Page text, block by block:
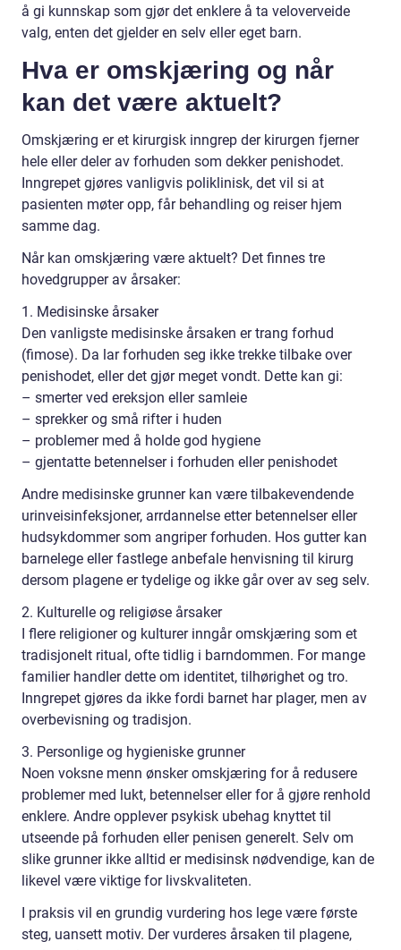
å gi kunnskap som gjør det enklere å ta veloverveide
valg, enten det gjelder en selv eller eget barn.
Hva er omskjæring og når
kan det være aktuelt?
Omskjæring er et kirurgisk inngrep der kirurgen fjerner
hele eller deler av forhuden som dekker penishodet.
Inngrepet gjøres vanligvis poliklinisk, det vil si at
pasienten møter opp, får behandling og reiser hjem
samme dag.
Når kan omskjæring være aktuelt? Det finnes tre
hovedgrupper av årsaker:
1. Medisinske årsaker
Den vanligste medisinske årsaken er trang forhud
(fimose). Da lar forhuden seg ikke trekke tilbake over
penishodet, eller det gjør meget vondt. Dette kan gi:
– smerter ved ereksjon eller samleie
– sprekker og små rifter i huden
– problemer med å holde god hygiene
– gjentatte betennelser i forhuden eller penishodet
Andre medisinske grunner kan være tilbakevendende
urinveisinfeksjoner, arrdannelse etter betennelser eller
hudsykdommer som angriper forhuden. Hos gutter kan
barnelege eller fastlege anbefale henvisning til kirurg
dersom plagene er tydelige og ikke går over av seg selv.
2. Kulturelle og religiøse årsaker
I flere religioner og kulturer inngår omskjæring som et
tradisjonelt ritual, ofte tidlig i barndommen. For mange
familier handler dette om identitet, tilhørighet og tro.
Inngrepet gjøres da ikke fordi barnet har plager, men av
overbevisning og tradisjon.
3. Personlige og hygieniske grunner
Noen voksne menn ønsker omskjæring for å redusere
problemer med lukt, betennelser eller for å gjøre renhold
enklere. Andre opplever psykisk ubehag knyttet til
utseende på forhuden eller penisen generelt. Selv om
slike grunner ikke alltid er medisinsk nødvendige, kan de
likevel være viktige for livskvaliteten.
I praksis vil en grundig vurdering hos lege være første
steg, uansett motiv. Der vurderes årsaken til plagene,